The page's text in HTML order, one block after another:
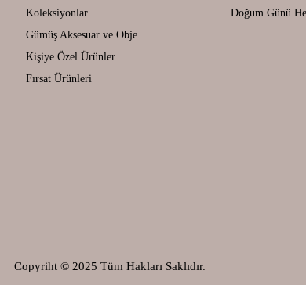
Koleksiyonlar
Gümüş Aksesuar ve Obje
Kişiye Özel Ürünler
Fırsat Ürünleri
Doğum Günü
Copyriht © 2025 Tüm Hakları Saklıdır.